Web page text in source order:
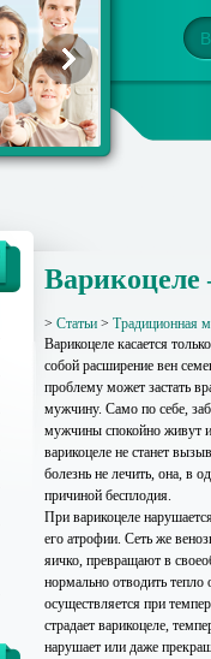
Варикоцеле
> Статьи > Традиционная
Варикоцеле касается
собой расширение вен
проблему может застать
мужчину. Само по себе,
мужчины спокойно живут
варикоцеле не станет
болезнь не лечить, она, в
причиной бесплодия.
При варикоцеле
его атрофии. Сеть же
яичко, превращают в
нормально отводить
осуществляется при
страдает варикоцеле,
нарушает или даже